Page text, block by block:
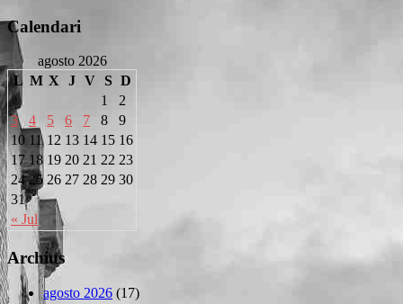
Calendari
agosto 2026
L M X J V S D
« Jul
1
2
3
4 5 6 7 8
9
10 11 12 13 14 15 16
17 18 19 20 21 22 23
24 25 26 27 28 29 30
31
Archius
agosto 2026 (17)